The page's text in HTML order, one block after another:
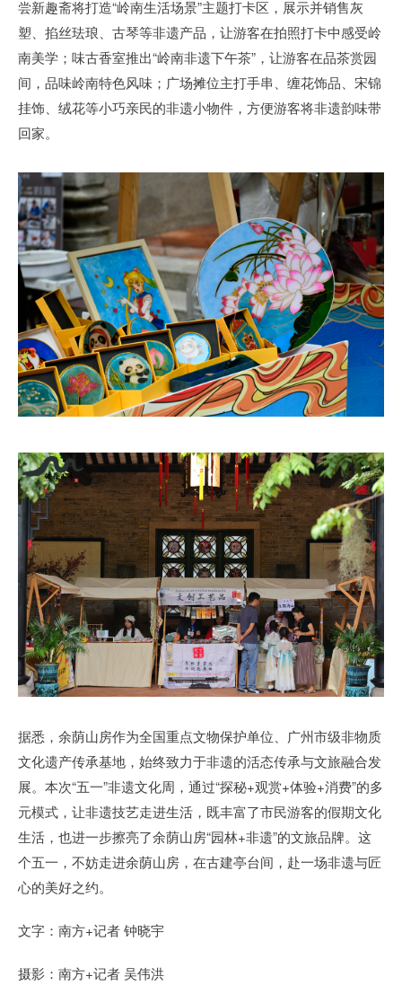
尝新趣斋将打造“岭南生活场景”主题打卡区，展示并销售灰
塑、掐丝珐琅、古琴等非遗产品，让游客在拍照打卡中感受岭
南美学；味古香室推出“岭南非遗下午茶”，让游客在品茶赏园
间，品味岭南特色风味；广场摊位主打手串、缠花饰品、宋锦
挂饰、绒花等小巧亲民的非遗小物件，方便游客将非遗韵味带
回家。
据悉，余荫山房作为全国重点文物保护单位、广州市级非物质
文化遗产传承基地，始终致力于非遗的活态传承与文旅融合发
展。本次“五一”非遗文化周，通过“探秘+观赏+体验+消费”的多
元模式，让非遗技艺走进生活，既丰富了市民游客的假期文化
生活，也进一步擦亮了余荫山房“园林+非遗”的文旅品牌。这
个五一，不妨走进余荫山房，在古建亭台间，赴一场非遗与匠
心的美好之约。
文字：南方+记者 钟晓宇
摄影：南方+记者 吴伟洪